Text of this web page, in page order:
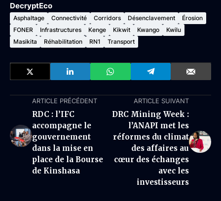
DecryptEco
Asphaltage Connectivité Corridors Désenclavement
Érosion
FONER
Infrastructures Kenge Kikwit Kwango
Kwilu
Masikita
Réhabilitation RN1 Transport
ARTICLE PRÉCÉDENT
RDC : l’IFC
accompagne le
gouvernement
dans la mise en
place de la Bourse
de Kinshasa
ARTICLE SUIVANT
DRC Mining Week :
l’ANAPI met les
réformes du climat
des affaires au
cœur des échanges
avec les
investisseurs